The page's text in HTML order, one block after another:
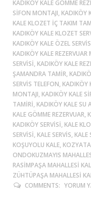
KADIKÖY KALE GÖMME
SIFON MONTAJI, KADIKÖY
KALE KLOZET IÇ TAKIM
KADIKÖY KALE KLOZET
KADIKÖY KALE ÖZEL
KADIKÖY KALE
SERVISI, KADIKÖY KALE
ŞAMANDRA TAMIR,
SERVIS TELEFON,
MONTAJI, KADIKÖY KALE
TAMIRI, KADIKÖY KALE SU
KALE GÖMME REZERVUAR,
KADIKÖY SERVISI, KALE
SERVISI, KALE SERVIS,
KOŞUYOLU KALE,
ONDOKUZMAYIS
RASIMPAŞA MAHALLESI
ZÜHTÜPAŞA MAHALLESI
COMMENTS: YORUM